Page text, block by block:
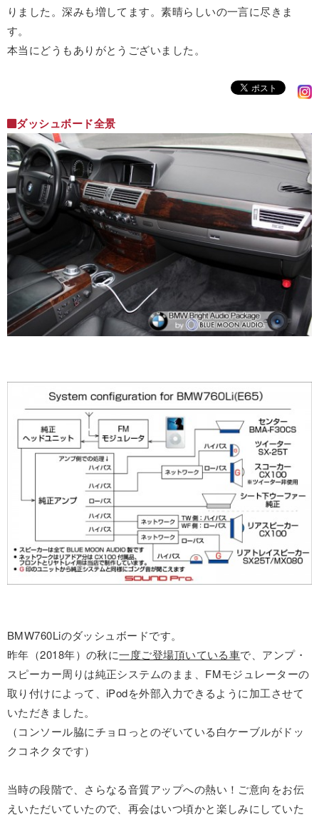
りました。深みも増してます。素晴らしいの一言に尽きま
す。
本当にどうもありがとうございました。
ダッシュボード全景
BMW760Liのダッシュボードです。
昨年（2018年）の秋に一度ご登場頂いている車で、アンプ・
スピーカー周りは純正システムのまま、FMモジュレーターの
取り付けによって、iPodを外部入力できるように加工させて
いただきました。
（コンソール脇にチョロっとのぞいている白ケーブルがドッ
クコネクタです）
当時の段階で、さらなる音質アップへの熱い！ご意向をお伝
えいただいていたので、再会はいつ頃かと楽しみにしていた